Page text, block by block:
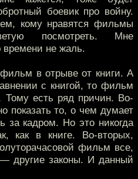
боевик про войну.
кому нравятся фильмы
посмотреть. Мне
времени не жаль.
в отрыве от книги. А
с книгой, то фильм
есть ряд причин. Во-
показать то, о чем думает
за кадром. Но это никогда
как в книге. Во-вторых,
фильм все,
другие законы. И данный